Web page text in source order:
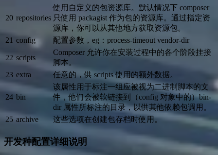
20 repositories
使用自定义的包资源库。默认情况下 composer
只使用 packagist 作为包的资源库。通过指定资
源库，你可以从其他地方获取资源包。
21 config 配置参数，eg：process-timeout vendor-dir
22 scripts
Composer 允许你在安装过程中的各个阶段挂接
脚本。
23 extra 任意的，供 scripts 使用的额外数据。
24 bin
该属性用于标注一组应被视为二进制脚本的文
件，他们会被软链接到（config 对象中的）bin-
dir 属性所标注的目录，以供其他依赖包调用。
25 archive 这些选项在创建包存档时使用。
开发种配置详细说明